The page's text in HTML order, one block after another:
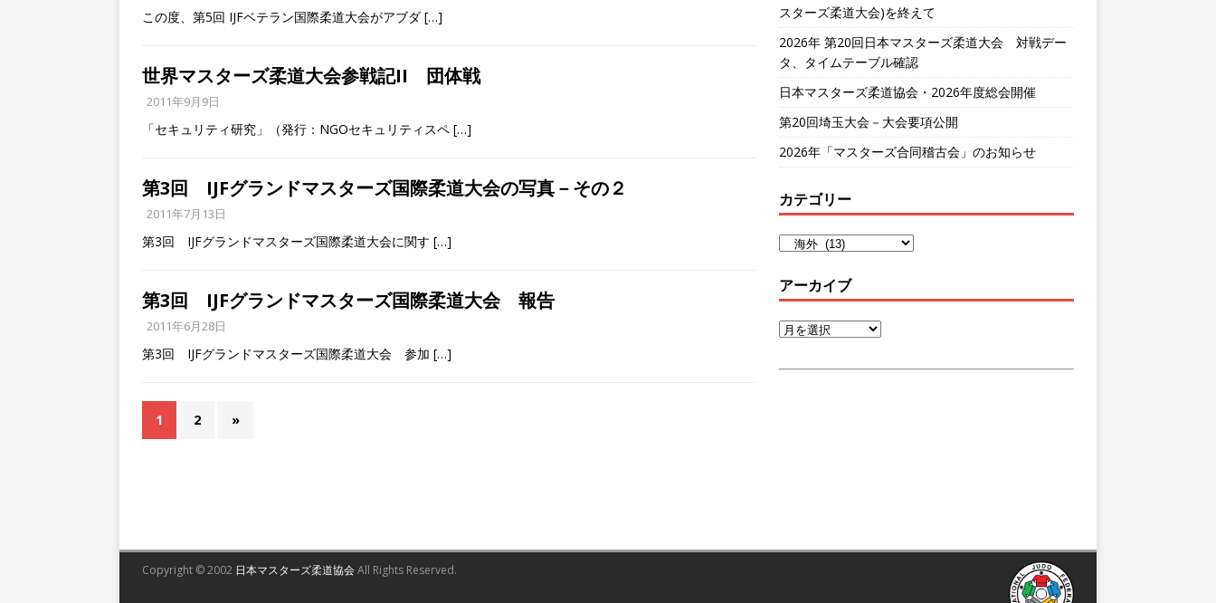
この度、第5回 IJFベテラン国際柔道大会がアブダ […]
世界マスターズ柔道大会参戦記II 団体戦
2011年9月9日
「セキュリティ研究」（発行：NGOセキュリティスペ […]
第3回 IJFグランドマスターズ国際柔道大会の写真－その２
2011年7月13日
第3回 IJFグランドマスターズ国際柔道大会に関す […]
第3回 IJFグランドマスターズ国際柔道大会 報告
2011年6月28日
第3回 IJFグランドマスターズ国際柔道大会 参加 […]
1 2 »
スターズ柔道大会)を終えて
2026年 第20回日本マスターズ柔道大会 対戦デー
タ、タイムテーブル確認
日本マスターズ柔道協会・2026年度総会開催
第20回埼玉大会－大会要項公開
2026年「マスターズ合同稽古会」のお知らせ
カテゴリー
アーカイブ
Copyright © 2002 日本マスターズ柔道協会All Rights Reserved.